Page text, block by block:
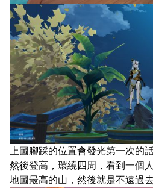
上圖腳踩的位置會發光第一次的話
然後登高，環繞四周，看到一個
地圖最高的山，然後就是不遠過去